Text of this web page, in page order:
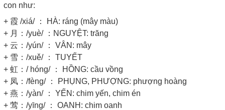
con như:
+ 霞 /xiá/ ： HÀ: ráng (mây màu)
+ 月：/yuè/ ：NGUYỆT: trăng
+ 云：/yún/ ： VÂN: mây
+ 雪：/xuě/ ： TUYẾT
+ 虹：/ hóng/ ： HỒNG: cầu vồng
+ 凤：/fèng/ ： PHỤNG, PHƯỢNG: phượng hoàng
+ 燕：/yàn/ ： YẾN: chim yến, chim én
+ 莺：/yīng/ ： OANH: chim oanh